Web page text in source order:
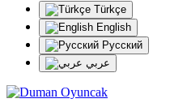
Türkçe
English
Русский
عربي